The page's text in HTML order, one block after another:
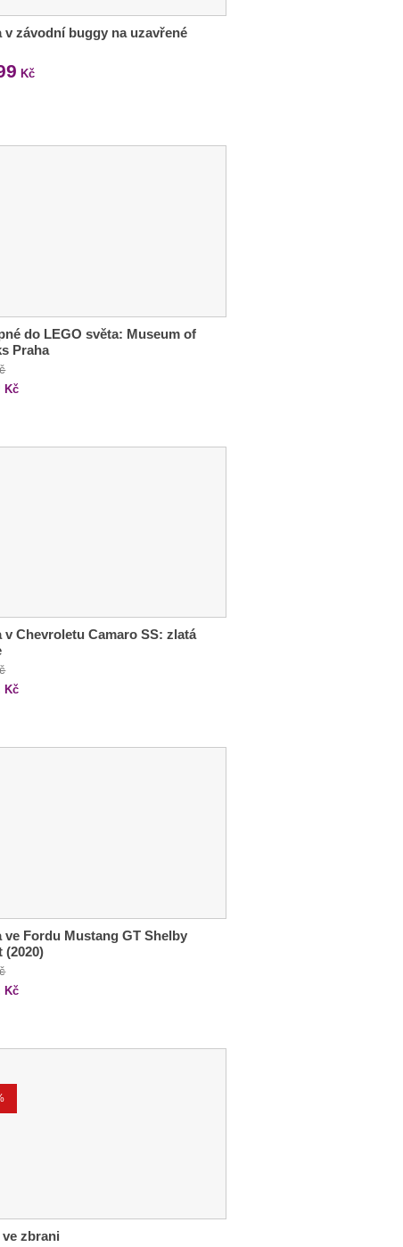
v závodní buggy na uzavřené
Kč
do LEGO světa: Museum of
Praha
Kč
v Chevroletu Camaro SS: zlatá
Kč
ve Fordu Mustang GT Shelby
(2020)
Kč
ve zbrani